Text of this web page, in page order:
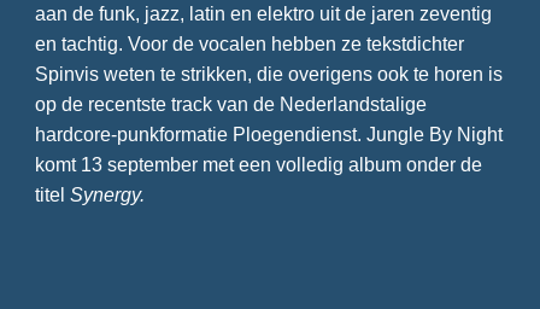
aan de funk, jazz, latin en elektro uit de jaren zeventig
en tachtig. Voor de vocalen hebben ze tekstdichter
Spinvis weten te strikken, die overigens ook te horen is
op de recentste track van de Nederlandstalige
hardcore-punkformatie Ploegendienst. Jungle By Night
komt 13 september met een volledig album onder de
titel Synergy.